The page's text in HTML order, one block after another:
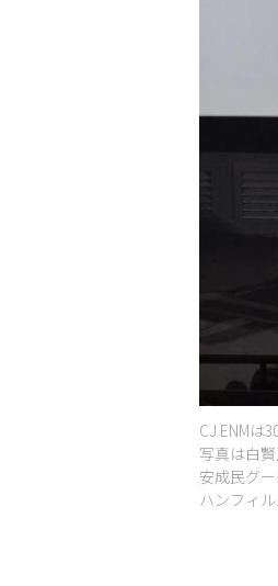
CJ ENMは
写真は白
安成民グ
ハンフィ